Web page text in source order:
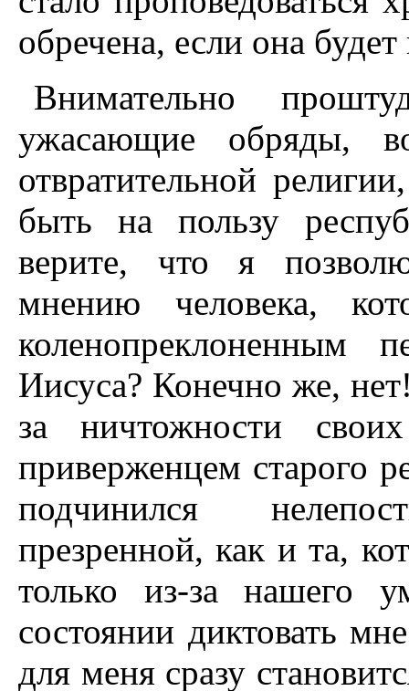
обречена, если она
Внимательно
ужасающие обряды,
отвратительной
быть на пользу
верите, что я
мнению человека,
коленопреклоненным
Иисуса? Конечно же,
за ничтожности
приверженцем старого
подчинился
презренной, как и та,
только из-за нашего
состоянии диктовать
для меня сразу